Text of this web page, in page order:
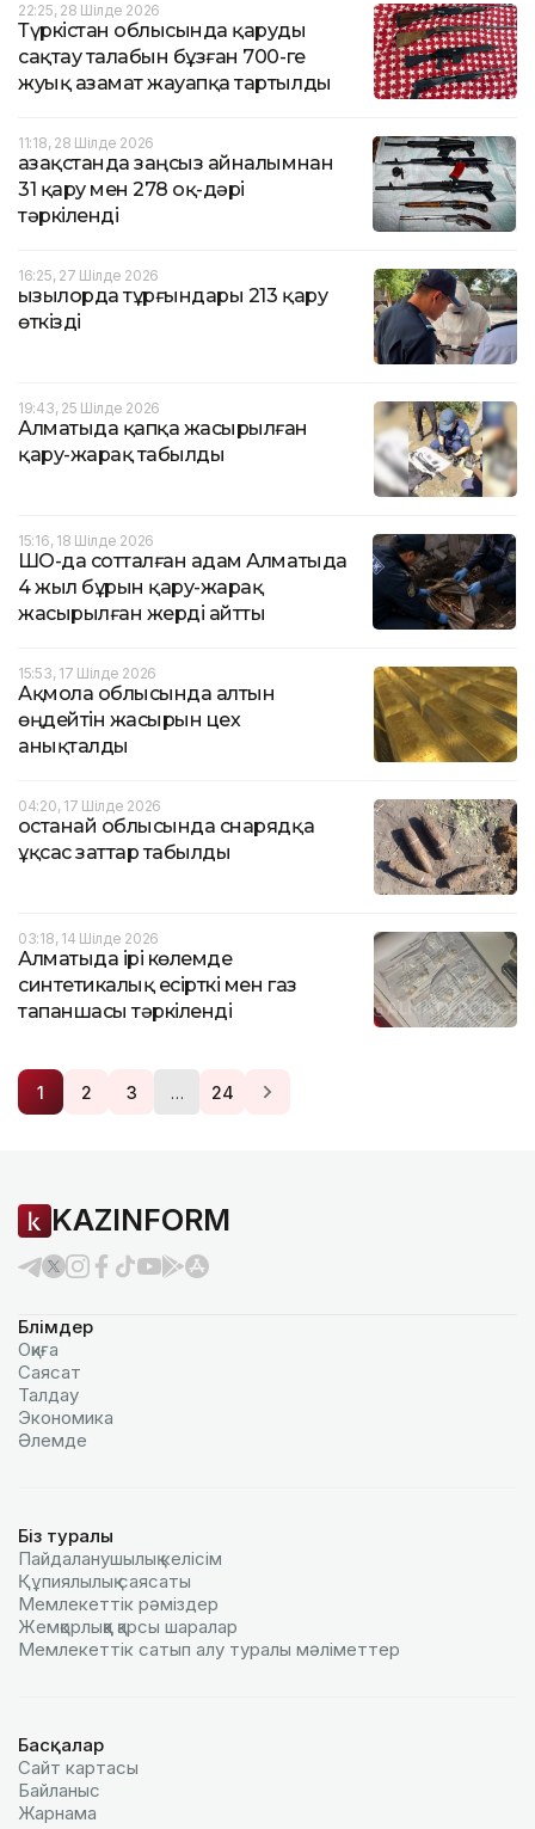
22:25, 28 Шілде 2026
Түркістан облысында қаруды
сақтау талабын бұзған 700-ге
жуық азамат жауапқа тартылды
11:18, 28 Шілде 2026
Қазақстанда заңсыз айналымнан
31 қару мен 278 оқ-дәрі
тәркіленді
16:25, 27 Шілде 2026
Қызылорда тұрғындары 213 қару
өткізді
19:43, 25 Шілде 2026
Алматыда қапқа жасырылған
қару-жарақ табылды
15:16, 18 Шілде 2026
ШҚО-да сотталған адам Алматыда
4 жыл бұрын қару-жарақ
жасырылған жерді айтты
15:53, 17 Шілде 2026
Ақмола облысында алтын
өңдейтін жасырын цех
анықталды
04:20, 17 Шілде 2026
Қостанай облысында снарядқа
ұқсас заттар табылды
03:18, 14 Шілде 2026
Алматыда ірі көлемде
синтетикалық есірткі мен газ
тапаншасы тәркіленді
1 2 3 … 24
KAZINFORM
Бөлімдер
Оқиға
Саясат
Талдау
Экономика
Әлемде
Біз туралы
Пайдаланушылық келiciм
Құпиялылық саясаты
Мемлекеттік рәміздер
Жемқорлыққа қарсы шаралар
Мемлекеттік сатып алу туралы мәлiметтер
Басқалар
Сайт картасы
Байланыс
Жарнама